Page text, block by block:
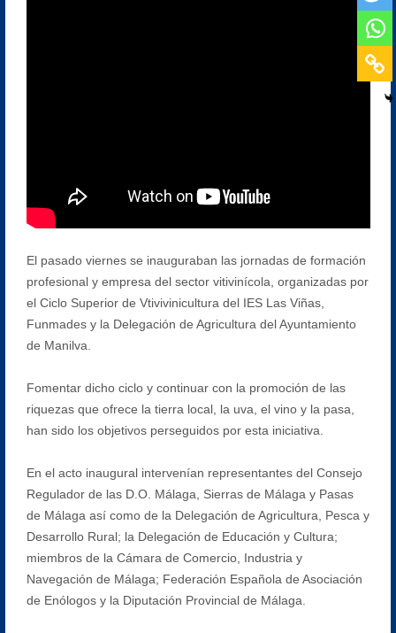
El pasado viernes se inauguraban las jornadas de formación
profesional y empresa del sector vitivinícola, organizadas por
el Ciclo Superior de Vtivivinicultura del IES Las Viñas,
Funmades y la Delegación de Agricultura del Ayuntamiento
de Manilva.
Fomentar dicho ciclo y continuar con la promoción de las
riquezas que ofrece la tierra local, la uva, el vino y la pasa,
han sido los objetivos perseguidos por esta iniciativa.
En el acto inaugural intervenían representantes del Consejo
Regulador de las D.O. Málaga, Sierras de Málaga y Pasas
de Málaga así como de la Delegación de Agricultura, Pesca y
Desarrollo Rural; la Delegación de Educación y Cultura;
miembros de la Cámara de Comercio, Industria y
Navegación de Málaga; Federación Española de Asociación
de Enólogos y la Diputación Provincial de Málaga.